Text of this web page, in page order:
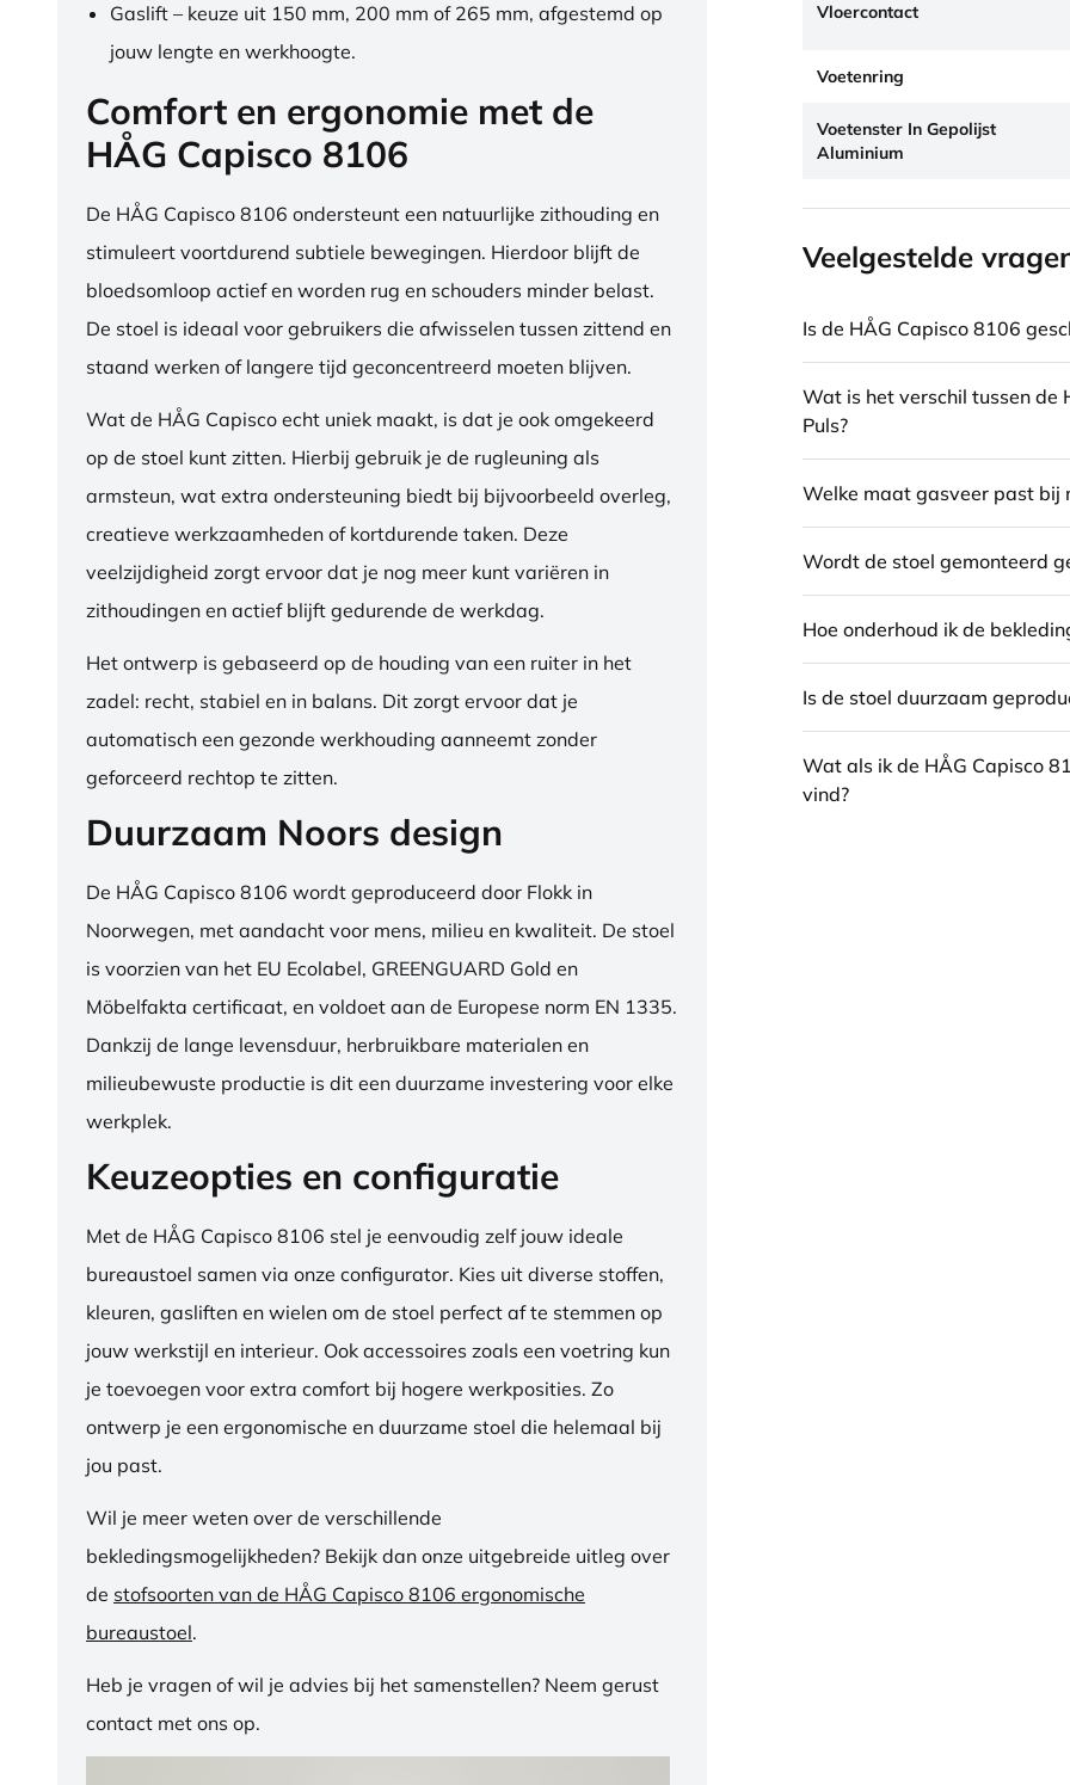
Gaslift – keuze uit 150 mm, 200 mm of 265 mm, afgestemd op
jouw lengte en werkhoogte.
Comfort en ergonomie met de
HÅG Capisco 8106
De HÅG Capisco 8106 ondersteunt een natuurlijke zithouding en
stimuleert voortdurend subtiele bewegingen. Hierdoor blijft de
bloedsomloop actief en worden rug en schouders minder belast.
De stoel is ideaal voor gebruikers die afwisselen tussen zittend en
staand werken of langere tijd geconcentreerd moeten blijven.
Wat de HÅG Capisco echt uniek maakt, is dat je ook omgekeerd
op de stoel kunt zitten. Hierbij gebruik je de rugleuning als
armsteun, wat extra ondersteuning biedt bij bijvoorbeeld overleg,
creatieve werkzaamheden of kortdurende taken. Deze
veelzijdigheid zorgt ervoor dat je nog meer kunt variëren in
zithoudingen en actief blijft gedurende de werkdag.
Het ontwerp is gebaseerd op de houding van een ruiter in het
zadel: recht, stabiel en in balans. Dit zorgt ervoor dat je
automatisch een gezonde werkhouding aanneemt zonder
geforceerd rechtop te zitten.
Duurzaam Noors design
De HÅG Capisco 8106 wordt geproduceerd door Flokk in
Noorwegen, met aandacht voor mens, milieu en kwaliteit. De stoel
is voorzien van het EU Ecolabel, GREENGUARD Gold en
Möbelfakta certificaat, en voldoet aan de Europese norm EN 1335.
Dankzij de lange levensduur, herbruikbare materialen en
milieubewuste productie is dit een duurzame investering voor elke
werkplek.
Keuzeopties en configuratie
Met de HÅG Capisco 8106 stel je eenvoudig zelf jouw ideale
bureaustoel samen via onze configurator. Kies uit diverse stoffen,
kleuren, gasliften en wielen om de stoel perfect af te stemmen op
jouw werkstijl en interieur. Ook accessoires zoals een voetring kun
je toevoegen voor extra comfort bij hogere werkposities. Zo
ontwerp je een ergonomische en duurzame stoel die helemaal bij
jou past.
Wil je meer weten over de verschillende
bekledingsmogelijkheden? Bekijk dan onze uitgebreide uitleg over
de stofsoorten van de HÅG Capisco 8106 ergonomische
bureaustoel.
Heb je vragen of wil je advies bij het samenstellen? Neem gerust
contact met ons op.
Vloercontact
Voetenring
Voetenster In Gepolijst
Aluminium
Veelgestelde
Is de HÅG Capisco 8106
Wat is het verschil tussen de
Puls?
Welke maat gasveer past bij
Wordt de stoel gemonteerd
Hoe onderhoud ik de
Is de stoel duurzaam
Wat als ik de HÅG Capisco
vind?